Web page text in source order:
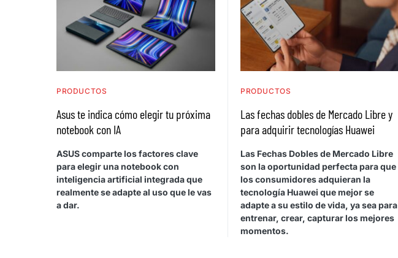
PRODUCTOS
Asus te indica cómo elegir tu próxima
notebook con IA
ASUS comparte los factores clave
para elegir una notebook con
inteligencia artificial integrada que
realmente se adapte al uso que le vas
a dar.
PRODUCTOS
Las fechas dobles de Mercado Libre y
para adquirir tecnologías Huawei
Las Fechas Dobles de Mercado Libre
son la oportunidad perfecta para que
los consumidores adquieran la
tecnología Huawei que mejor se
adapte a su estilo de vida, ya sea para
entrenar, crear, capturar los mejores
momentos.